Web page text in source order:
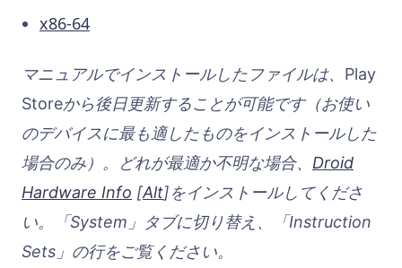
x86-64
マニュアルでインストールしたファイルは、 Play
Storeから後日更新することが可能です（お使い
のデバイスに最も適したものをインストールした
場合のみ）。どれが最適か不明な場合、 Droid
Hardware Info [Alt]をインストールしてくださ
い。「System」タブに切り替え、「Instruction
Sets」の行をご覧ください。